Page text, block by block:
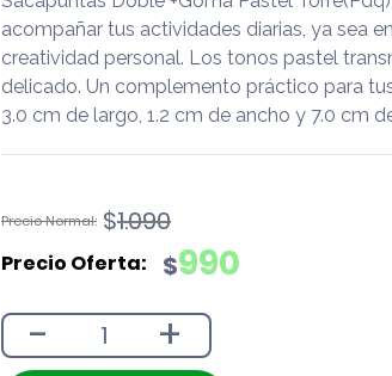
acompañar tus actividades diarias, ya sea
creatividad personal. Los tonos pastel
delicado. Un complemento práctico para
3.0 cm de largo, 1.2 cm de ancho y 7.0 cm
$1.090
El
original
$1.090.
$990
El
actual
$990.
- +